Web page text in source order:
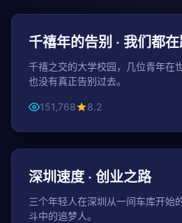
年代
千禧年的告别 · 我们都
千禧之交的大学校园，几位青年在
也没有真正告别过去。
151,768 8.2
都市
深圳速度 · 创业之路
三个年轻人在深圳从一间车库开始
斗中的追梦人。